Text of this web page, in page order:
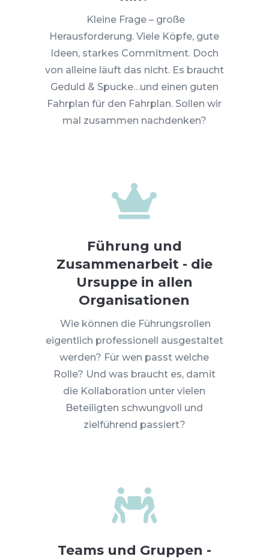
Kleine Frage – große
Herausforderung. Viele Köpfe, gute
Ideen, starkes Commitment. Doch
von alleine läuft das nicht. Es braucht
Geduld & Spucke…und einen guten
Fahrplan für den Fahrplan. Sollen wir
mal zusammen nachdenken?

Führung und
Zusammenarbeit - die
Ursuppe in allen
Organisationen
Wie können die Führungsrollen
eigentlich professionell ausgestaltet
werden? Für wen passt welche
Rolle? Und was braucht es, damit
die Kollaboration unter vielen
Beteiligten schwungvoll und
zielführend passiert?

Teams und Gruppen -